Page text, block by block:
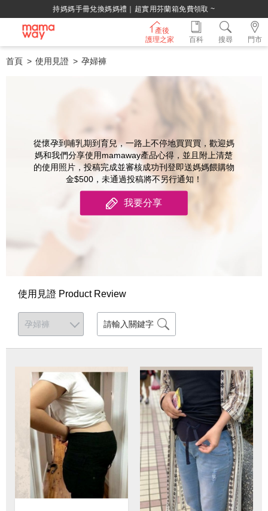
持媽媽手冊兌換媽媽禮｜超實用芬蘭箱免費領取 ~
產後
護理之家
門市
百科 搜尋
首頁 使用見證 孕婦褲
從懷孕到哺乳期到育兒，一路上不停地買買買，歡迎媽
媽和我們分享使用mamaway產品心得，並且附上清楚
的使用照片，投稿完成並審核成功刊登即送媽媽餵購物
金$500，未通過投稿將不另行通知！
我要分享
使用見證 Product Review